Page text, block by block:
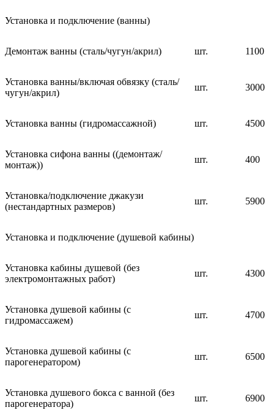
Установка и подключение (ванны)
Демонтаж ванны (сталь/чугун/акрил) шт. 1100
Установка ванны/включая обвязку (сталь/
чугун/акрил)
шт. 3000
Установка ванны (гидромассажной) шт. 4500
Установка сифона ванны ((демонтаж/
монтаж))
шт. 400
Установка/подключение джакузи
(нестандартных размеров)
шт. 5900
Установка и подключение (душевой кабины)
Установка кабины душевой (без
электромонтажных работ)
шт. 4300
Установка душевой кабины (с
гидромассажем)
шт. 4700
Установка душевой кабины (с
парогенератором)
шт. 6500
Установка душевого бокса с ванной (без
парогенератора)
шт. 6900